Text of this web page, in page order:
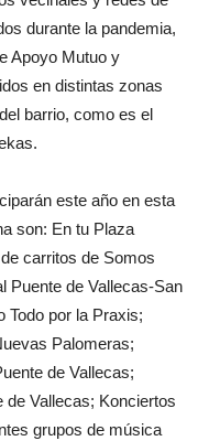
durante la pandemia,
Apoyo Mutuo y
en distintas zonas
barrio, como es el
este año en esta
son: En tu Plaza
carritos de Somos
Puente de Vallecas-San
Todo por la Praxis;
Palomeras;
de Vallecas;
de Vallecas; Konciertos
grupos de música